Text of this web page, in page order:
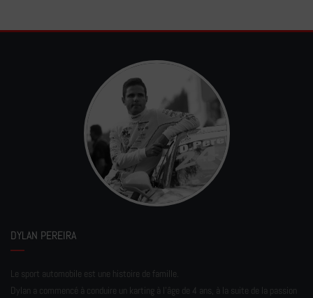
DYLAN PEREIRA
Le sport automobile est une histoire de famille.
Dylan a commencé à conduire un karting à l’âge de 4 ans, à la suite de la passion